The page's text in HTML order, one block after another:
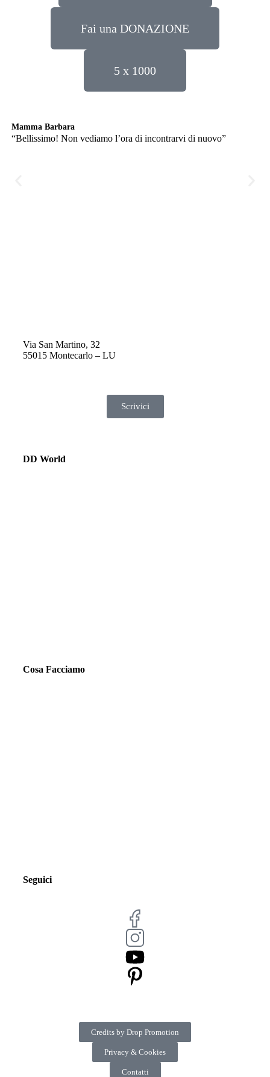
Fai una DONAZIONE
5 x 1000
Mamma Barbara
“Bellissimo! Non vediamo l’ora di incontrarvi di nuovo”
Via San Martino, 32
55015 Montecarlo – LU
Scrivici
DD World
Cosa Facciamo
Seguici
Credits by Drop Promotion
Privacy & Cookies
Contatti